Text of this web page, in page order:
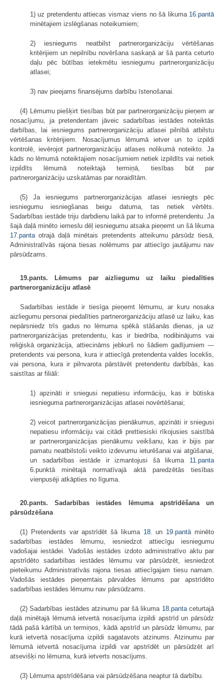
1) uz pretendentu attiecas vismaz viens no šā likuma 16.pantā
minētajiem izslēgšanas noteikumiem;
2) iesniegums neatbilst partnerorganizāciju vērtēšanas
kritērijiem un nepilnību novēršana saskaņā ar šā panta ceturto
daļu pēc būtības ietekmētu iesniegumu partnerorganizāciju
atlasei;
3) nav pieejams finansējums darbību īstenošanai.
(4) Lēmumu piešķirt tiesības būt par partnerorganizāciju pieņem ar
nosacījumu, ja pretendentam jāveic sadarbības iestādes noteiktās
darbības, lai iesniegums partnerorganizāciju atlasei pilnībā atbilstu
vērtēšanas kritērijiem. Nosacījumus lēmumā ietver un to izpildi
kontrolē, ievērojot partnerorganizāciju atlases nolikumā noteikto. Ja
kāds no lēmumā noteiktajiem nosacījumiem netiek izpildīts vai netiek
izpildīts lēmumā noteiktajā termiņā, tiesības būt par
partnerorganizāciju uzskatāmas par noraidītām.
(5) Ja iesniegums partnerorganizācijas atlasei iesniegts pēc
iesniegumu iesniegšanas beigu datuma, tas netiek vērtēts.
Sadarbības iestāde triju darbdienu laikā par to informē pretendentu. Ja
šajā daļā minēto iemeslu dēļ iesniegumu atsaka pieņemt un šā likuma
17.pantaotrajā daļā minētais pretendents atteikumu pārsūdz tiesā,
Administratīvās rajona tiesas nolēmums par attiecīgo jautājumu nav
pārsūdzams.
19.pants. Lēmums par aizliegumu uz laiku piedalīties
partnerorganizāciju atlasē
Sadarbības iestāde ir tiesīga pieņemt lēmumu, ar kuru nosaka
aizliegumu personai piedalīties partnerorganizāciju atlasē uz laiku, kas
nepārsniedz trīs gadus no lēmuma spēkā stāšanās dienas, ja uz
partnerorganizācijas pretendentu, kas ir biedrība, nodibinājums vai
reliģiskā organizācija, attiecināms jebkurš no šādiem gadījumiem —
pretendents vai persona, kura ir attiecīgā pretendenta valdes loceklis,
vai persona, kura ir pilnvarota pārstāvēt pretendentu darbībās, kas
saistītas ar filiāli:
1) apzināti ir sniegusi nepatiesu informāciju, kas ir būtiska
iesnieguma partnerorganizācijas atlasei novērtēšanai;
2) veicot partnerorganizācijas pienākumus, apzināti ir sniegusi
nepatiesu informāciju vai citādi prettiesiski rīkojusies saistībā
ar partnerorganizācijas pienākumu veikšanu, kas ir bijis par
pamatu neatbilstoši veikto izdevumu ieturēšanai vai atgūšanai,
un sadarbības iestāde ir izmantojusi šā likuma 11.panta
6.punktā minētajā normatīvajā aktā paredzētās tiesības
vienpusēji atkāpties no līguma.
20.pants. Sadarbības iestādes lēmuma apstrīdēšana un
pārsūdzēšana
(1) Pretendents var apstrīdēt šā likuma 18.un 19.pantāminēto
sadarbības iestādes lēmumu, iesniedzot attiecīgu iesniegumu
vadošajai iestādei. Vadošās iestādes izdoto administratīvo aktu par
apstrīdēto sadarbības iestādes lēmumu var pārsūdzēt, iesniedzot
pieteikumu Administratīvās rajona tiesas attiecīgajam tiesu namam.
Vadošās iestādes pieņemtais pārvaldes lēmums par apstrīdēto
sadarbības iestādes lēmumu nav pārsūdzams.
(2) Sadarbības iestādes atzinumu par šā likuma 18.pantaceturtajā
daļā minētajā lēmumā ietvertā nosacījuma izpildi apstrīd un pārsūdz
tādā pašā kārtībā un termiņos, kādā apstrīd un pārsūdz lēmumu, par
kurā ietvertā nosacījuma izpildi sagatavots atzinums. Atzinumu par
lēmumā ietvertā nosacījuma izpildi var apstrīdēt un pārsūdzēt arī
atsevišķi no lēmuma, kurā ietverts nosacījums.
(3) Lēmuma apstrīdēšana vai pārsūdzēšana neaptur tā darbību.